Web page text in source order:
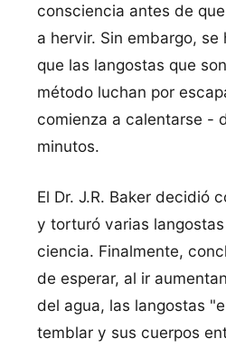
consciencia antes de
a hervir. Sin embargo,
que las langostas que
método luchan por
comienza a calentarse -
minutos.
El Dr. J.R. Baker decidió
y torturó varias
ciencia. Finalmente,
de esperar, al ir
del agua, las langostas
temblar y sus cuerpos